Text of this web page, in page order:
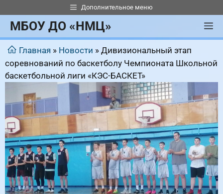
к
содержимому
Дополнительное меню
МБОУ ДО «НМЦ»
Главная » Новости »Дивизиональный этап
соревнований по баскетболу Чемпионата Школьной
баскетбольной лиги «КЭС-БАСКЕТ»